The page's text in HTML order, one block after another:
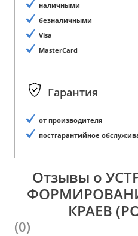
наличными
безналичными
Visa
MasterCard
Гарантия
от производителя
постгарантийное
Отзывы о
КРАЕВ
(0)